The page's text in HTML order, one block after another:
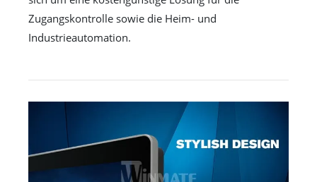
Zugangskontrolle sowie die Heim- und
Industrieautomation.